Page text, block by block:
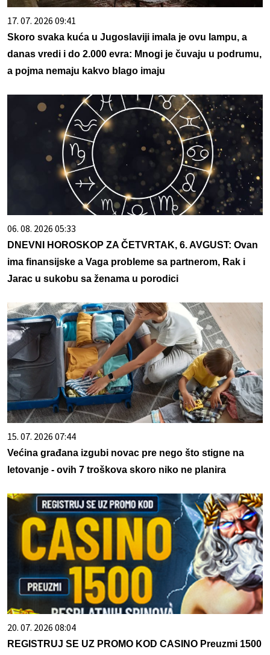
17. 07. 2026 09:41
Skoro svaka kuća u Jugoslaviji imala je ovu lampu, a
danas vredi i do 2.000 evra: Mnogi je čuvaju u podrumu,
a pojma nemaju kakvo blago imaju
06. 08. 2026 05:33
DNEVNI HOROSKOP ZA ČETVRTAK, 6. AVGUST: Ovan
ima finansijske a Vaga probleme sa partnerom, Rak i
Jarac u sukobu sa ženama u porodici
15. 07. 2026 07:44
Većina građana izgubi novac pre nego što stigne na
letovanje - ovih 7 troškova skoro niko ne planira
20. 07. 2026 08:04
REGISTRUJ SE UZ PROMO KOD CASINO Preuzmi 1500